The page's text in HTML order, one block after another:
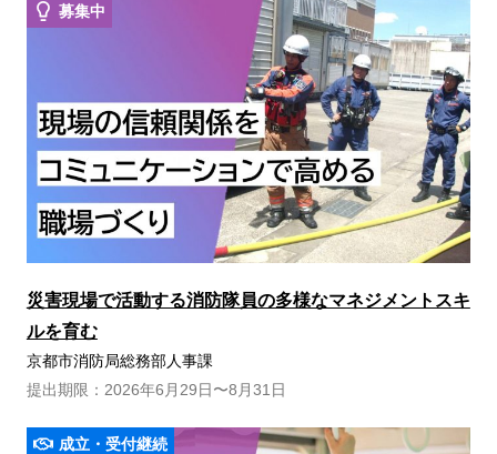
募集中
災害現場で活動する消防隊員の多様なマネジメントスキ
ルを育む
京都市消防局総務部人事課
提出期限：2026年6月29日〜8月31日
成立・受付継続